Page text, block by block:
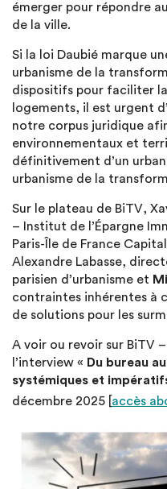
émerger pour répondre
de la ville.
Si la loi Daubié marque
urbanisme de la
dispositifs pour faciliter
logements, il est urgent
notre corpus juridique
environnementaux et
définitivement d’un
urbanisme de la
Sur le plateau de BiTV,
– Institut de l’Épargne
Paris-Île de France
Alexandre Labasse,
parisien d’urbanisme et
contraintes inhérentes à
de solutions pour les
A voir ou revoir sur BiTV
l’interview « Du bureau
systémiques et
décembre 2025 [ accès